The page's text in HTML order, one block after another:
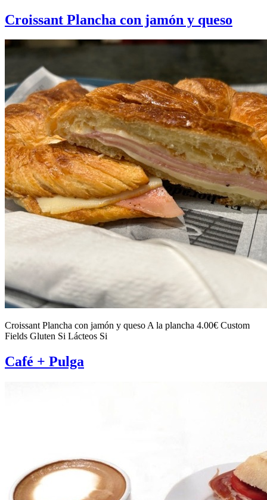
Croissant Plancha con jamón y queso
Croissant Plancha con jamón y queso A la plancha 4.00€ Custom
Fields Gluten Si Lácteos Si
Café + Pulga